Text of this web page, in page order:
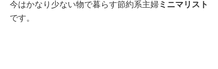
今はかなり少ない物で暮らす節約系主婦 ミニマリスト
です。